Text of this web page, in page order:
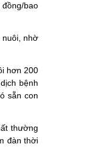
bao
nuôi, nhờ
hơn 200
bệnh
sẵn con
thường
đàn thời